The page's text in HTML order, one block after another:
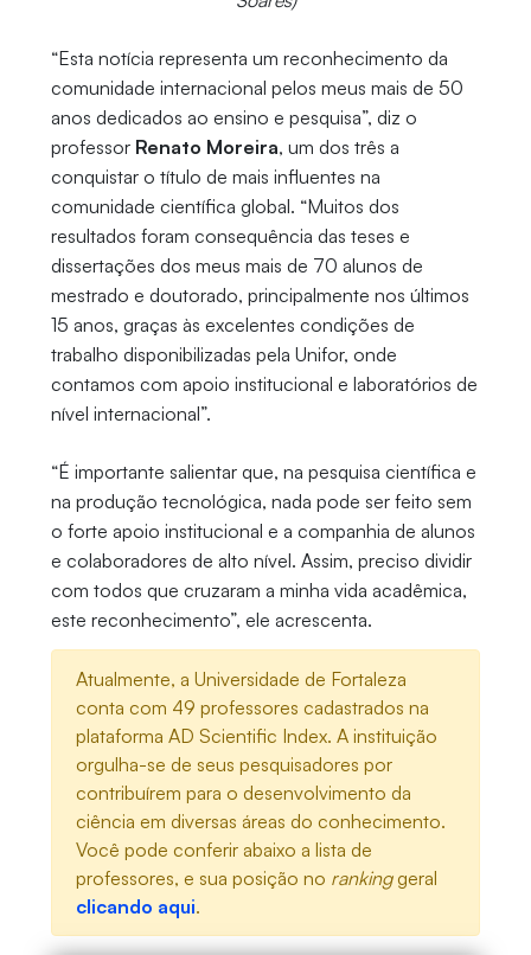
“Esta notícia representa um reconhecimento da
comunidade internacional pelos meus mais de 50
anos dedicados ao ensino e pesquisa”, diz o
professor Renato Moreira, um dos três a
conquistar o título de mais influentes na
comunidade científica global. “Muitos dos
resultados foram consequência das teses e
dissertações dos meus mais de 70 alunos de
mestrado e doutorado, principalmente nos últimos
15 anos, graças às excelentes condições de
trabalho disponibilizadas pela Unifor, onde
contamos com apoio institucional e laboratórios de
nível internacional”.
“É importante salientar que, na pesquisa científica e
na produção tecnológica, nada pode ser feito sem
o forte apoio institucional e a companhia de alunos
e colaboradores de alto nível. Assim, preciso dividir
com todos que cruzaram a minha vida acadêmica,
este reconhecimento”, ele acrescenta.
Atualmente, a Universidade de Fortaleza
conta com 49 professores cadastrados na
plataforma AD Scientific Index. A instituição
orgulha-se de seus pesquisadores por
contribuírem para o desenvolvimento da
ciência em diversas áreas do conhecimento.
Você pode conferir abaixo a lista de
professores, e sua posição no rankinggeral
clicando aqui.